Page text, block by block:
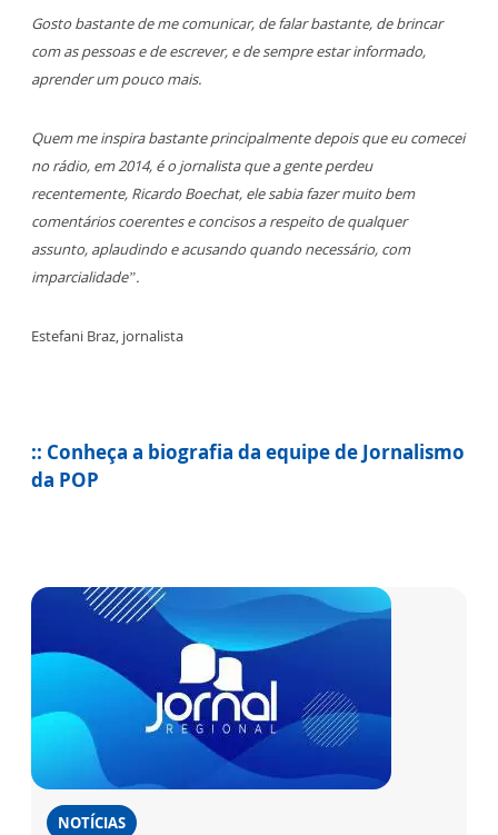
Gosto bastante de me comunicar, de falar bastante, de brincar
com as pessoas e de escrever, e de sempre estar informado,
aprender um pouco mais.
Quem me inspira bastante principalmente depois que eu comecei
no rádio, em 2014, é o jornalista que a gente perdeu
recentemente, Ricardo Boechat, ele sabia fazer muito bem
comentários coerentes e concisosa respeito de qualquer
assunto, aplaudindo e acusando quando necessário, com
imparcialidade”.
Estefani Braz, jornalista
:: Conheça a biografia da equipe de Jornalismo
da POP
NOTÍCIAS